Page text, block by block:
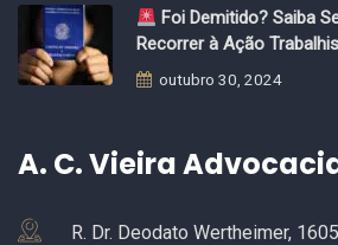
Foi Demitido? Saiba
Recorrer à Ação
outubro 30, 2024
A. C. Vieira
R. Dr. Deodato Wertheimer, 1605